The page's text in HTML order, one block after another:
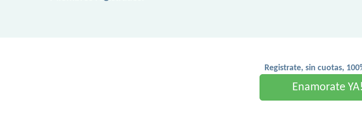
Registrate, sin cuotas,
Enamorate YA!